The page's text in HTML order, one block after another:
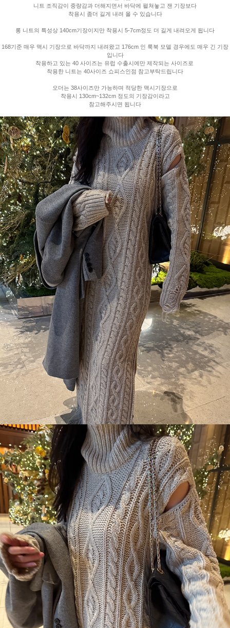
니트 조직감이 중량감과 더해지면서 바닥에 펼쳐놓고 잰 기장보다
착용시 좀더 길게 내려 올 수 있습니다
롱 니트의 특성상 140cm기장이지만 착용시 5-7cm정도 더 길게 내려오게 됩니다
168기준 매우 맥시 기장으로 바닥까지 내려왔고 176cm 인 룩북 모델 경우에도 매우 긴 기장
입니다
착용하고 있는 40 사이즈는 유럽 수출시에만 제작되는 사이즈로
착용한 니트는 40사이즈 쇼피스인점 참고부탁드립니다
오더는 38사이즈만 가능하며 적당한 맥시기장으로
착용시 130cm~132cm 정도의 기장감이라고
참고해주시면 됩니다